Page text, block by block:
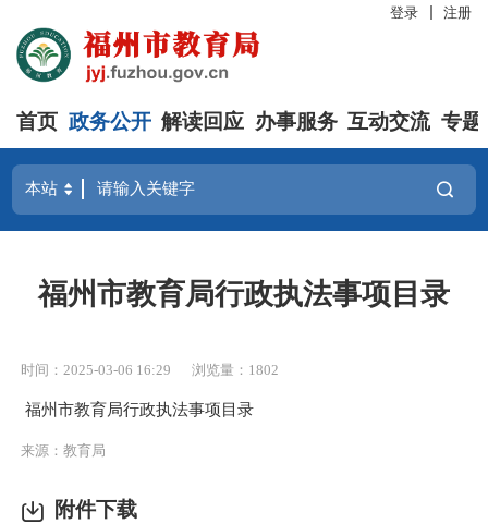
登录 注册
首页 政务公开 解读回应 办事服务 互动交流 专题
福州市教育局行政执法事项目录
时间：2025-03-06 16:29 浏览量：1802
福州市教育局行政执法事项目录
来源：教育局
附件下载